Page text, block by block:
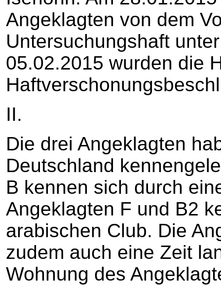
Angeklagten von dem
Untersuchungshaft
05.02.2015 wurden die
II.
Die drei Angeklagten
Deutschland
B kennen sich durch
Angeklagten F und B2
arabischen Club. Die
zudem auch eine Zeit
Wohnung des